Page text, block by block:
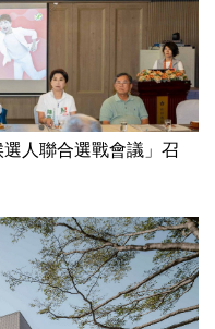
人聯合選戰會議」召